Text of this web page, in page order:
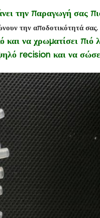
την παραγωγή σας
την αποδοτικότητά σας.
και να χρωματίσει πιό
recision και να